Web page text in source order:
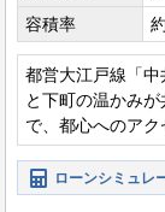
容積率
都営大江戸線「
と下町の温かみ
で、都心へのア
心して暮らしやす
ローンシミュレ